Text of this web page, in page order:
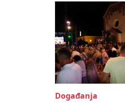
Događanja